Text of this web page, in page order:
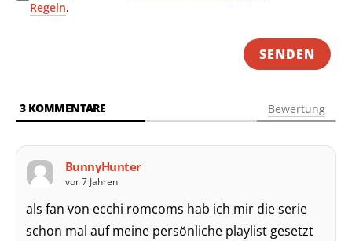
Regeln.
3KOMMENTARE Bewertung
BunnyHunter
vor 7 Jahren
als fan von ecchi romcoms hab ich mir die serie
schon mal auf meine persönliche playlist gesetzt